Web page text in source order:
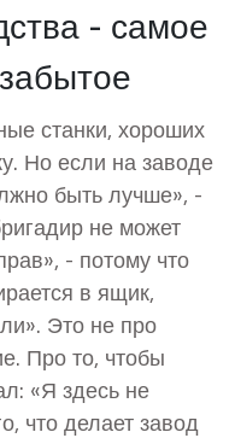
- самое
станки, хороших
Но если на заводе
быть лучше», -
не может
- потому что
в ящик,
Это не про
Про то, чтобы
«Я здесь не
что делает завод